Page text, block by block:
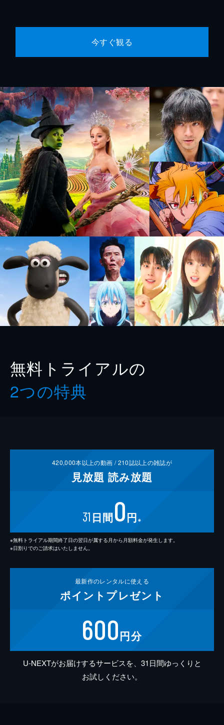
今すぐ観る
無料トライアルの
2つの特典
420,000本以上の動画 /210誌以上の雑誌が
見放題 読み放題
31 日間0円 ※
※無料トライアル期間終了日の翌日が属する月から月額料金が発生します。
※日割りでのご請求はいたしません。
最新作のレンタルに使える
ポイント プレゼント
600円分
U-NEXTがお届けするサービスを、31日間ゆっくりと
お試しください。